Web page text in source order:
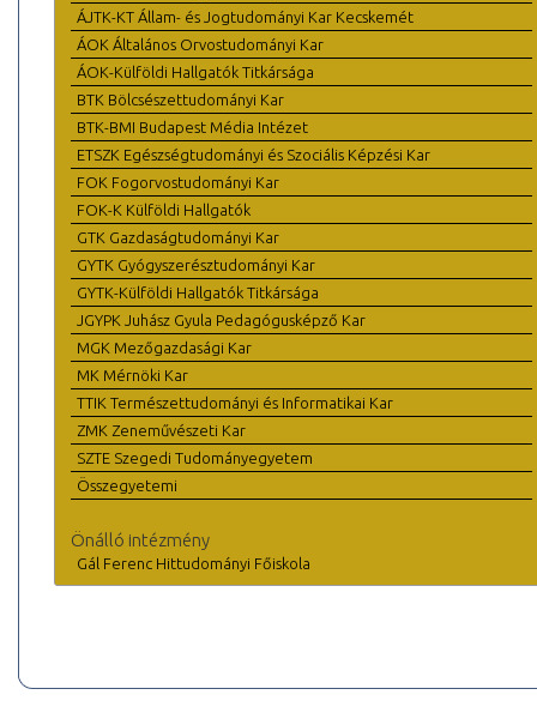
ÁJTK-KT Állam- és Jogtudományi Kar Kecskemét
ÁOK Általános Orvostudományi Kar
ÁOK-Külföldi Hallgatók Titkársága
BTK Bölcsészettudományi Kar
BTK-BMI Budapest Média Intézet
ETSZK Egészségtudományi és Szociális Képzési Kar
FOK Fogorvostudományi Kar
FOK-K Külföldi Hallgatók
GTK Gazdaságtudományi Kar
GYTK Gyógyszerésztudományi Kar
GYTK-Külföldi Hallgatók Titkársága
JGYPK Juhász Gyula Pedagógusképző Kar
MGK Mezőgazdasági Kar
MK Mérnöki Kar
TTIK Természettudományi és Informatikai Kar
ZMK Zeneművészeti Kar
SZTE Szegedi Tudományegyetem
Összegyetemi
Önálló intézmény
Gál Ferenc Hittudományi Főiskola